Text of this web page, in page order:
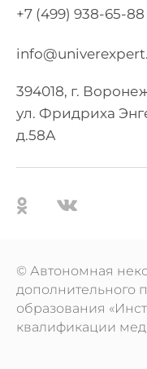
+7 (499) 938-65-88
394018, г.
ул. Фридриха
д.58А
© Автономная
дополнительного
образования
квалификации